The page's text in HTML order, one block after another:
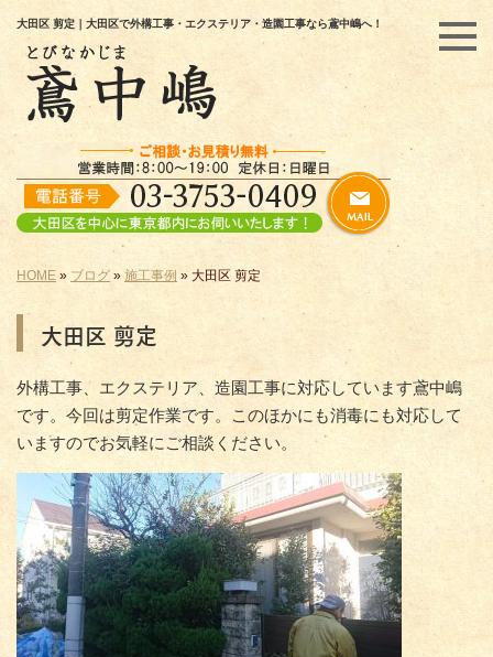
大田区 剪定｜大田区で外構工事・エクステリア・造園工事なら鳶中嶋へ！
HOME » ブログ » 施工事例 » 大田区 剪定
大田区 剪定
外構工事、エクステリア、造園工事に対応しています鳶中嶋
です。今回は剪定作業です。このほかにも消毒にも対応して
いますのでお気軽にご相談ください。